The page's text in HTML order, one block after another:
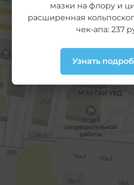
мазки на флору и
расширенная
чек-апа: 237
Узнать